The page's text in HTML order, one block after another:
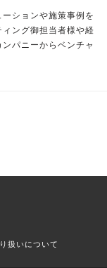
ションや施策事例を
ング御担当者様や経
パニーからベンチャ
扱いについて